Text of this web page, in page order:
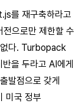
를 재구축하라고
으로만 제한할 수
없다. Turbopack
을 두라고 AI에게
발점으로 갖게
미국 정부